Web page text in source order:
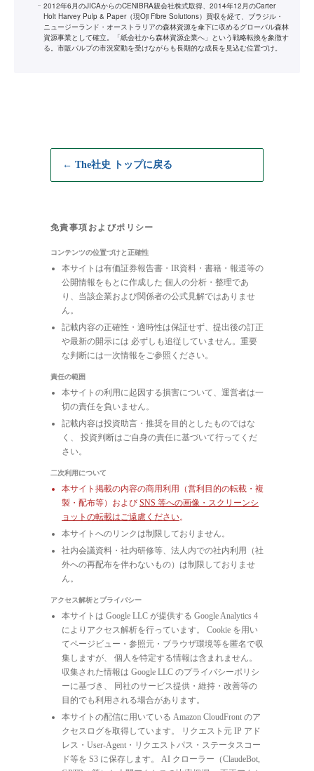
2012年6月のJICAからのCENIBRA親会社株式取得、2014年12月のCarter
Holt Harvey Pulp & Paper（現Oji Fibre Solutions）買収を経て、ブラジル・
ニュージーランド・オーストラリアの森林資源を傘下に収めるグローバル森林
資源事業として確立。「紙会社から森林資源企業へ」という戦略転換を象徴す
る。市販パルプの市況変動を受けながらも長期的な成長を見込む位置づけ。
← The社史 トップに戻る
免責事項およびポリシー
コンテンツの位置づけと正確性
本サイトは有価証券報告書・IR資料・書籍・報道等の
公開情報をもとに作成した 個人の分析・整理であ
り、当該企業および関係者の公式見解ではありませ
ん。
記載内容の正確性・適時性は保証せず、提出後の訂正
や最新の開示には 必ずしも追従していません。重要
な判断には一次情報をご参照ください。
責任の範囲
本サイトの利用に起因する損害について、運営者は一
切の責任を負いません。
記載内容は投資助言・推奨を目的としたものではな
く、 投資判断はご自身の責任に基づいて行ってくだ
さい。
二次利用について
本サイト掲載の内容の商用利用（営利目的の転載・複
製・配布等）および SNS 等への画像・スクリーンシ
ョットの転載はご遠慮ください。
本サイトへのリンクは制限しておりません。
社内会議資料・社内研修等、法人内での社内利用（社
外への再配布を伴わないもの）は制限しておりませ
ん。
アクセス解析とプライバシー
本サイトは Google LLC が提供する Google Analytics 4
によりアクセス解析を行っています。 Cookie を用い
てページビュー・参照元・ブラウザ環境等を匿名で収
集しますが、 個人を特定する情報は含まれません。
収集された情報は Google LLC のプライバシーポリシ
ーに基づき、 同社のサービス提供・維持・改善等の
目的でも利用される場合があります。
本サイトの配信に用いている Amazon CloudFront のア
クセスログを取得しています。 リクエスト元 IP アド
レス・User-Agent・リクエストパス・ステータスコー
ド等を S3 に保存します。 AI クローラー（ClaudeBot,